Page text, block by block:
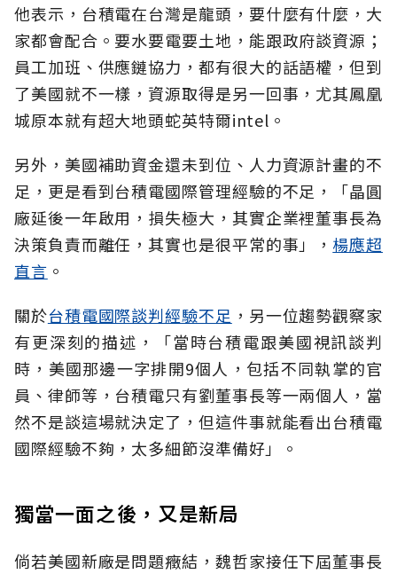
他表示，台積電在台灣是龍頭，要什麼有什麼，大
家都會配合。要水要電要土地，能跟政府談資源；
員工加班、供應鏈協力，都有很大的話語權，但到
了美國就不一樣，資源取得是另一回事，尤其鳳凰
城原本就有超大地頭蛇英特爾intel。
另外，美國補助資金還未到位、人力資源計畫的不
足，更是看到台積電國際管理經驗的不足，「晶圓
廠延後一年啟用，損失極大，其實企業裡董事長為
決策負責而離任，其實也是很平常的事」， 楊應超
直言 。
關於台積電國際談判經驗不足 ，另一位趨勢觀察家
有更深刻的描述，「當時台積電跟美國視訊談判
時，美國那邊一字排開9個人，包括不同執掌的官
員、律師等，台積電只有劉董事長等一兩個人，當
然不是談這場就決定了，但這件事就能看出台積電
國際經驗不夠，太多細節沒準備好」。
獨當一面之後，又是新局
倘若美國新廠是問題癥結，魏哲家接任下屆董事長